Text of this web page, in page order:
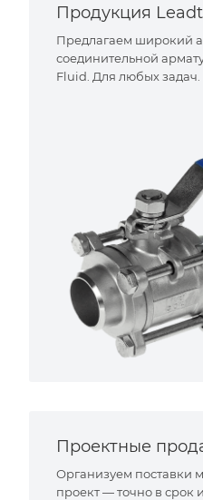
Продукция
Предлагаем широкий
соединительной
Fluid. Для любых задач.
Проектные
Организуем поставки
проект — точно в срок